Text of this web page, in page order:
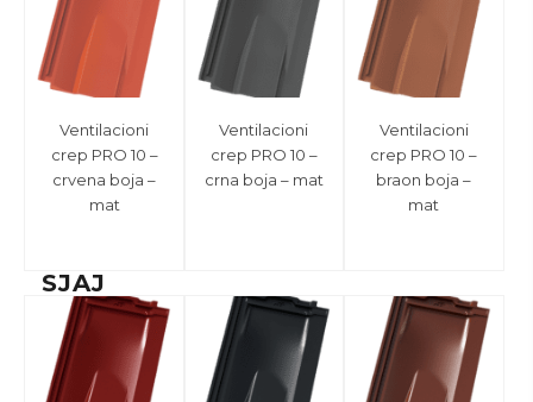
Ventilacioni
crep PRO 10 –
crvena boja –
mat
Ventilacioni
crep PRO 10 –
crna boja – mat
Ventilacioni
crep PRO 10 –
braon boja –
mat
SJAJ